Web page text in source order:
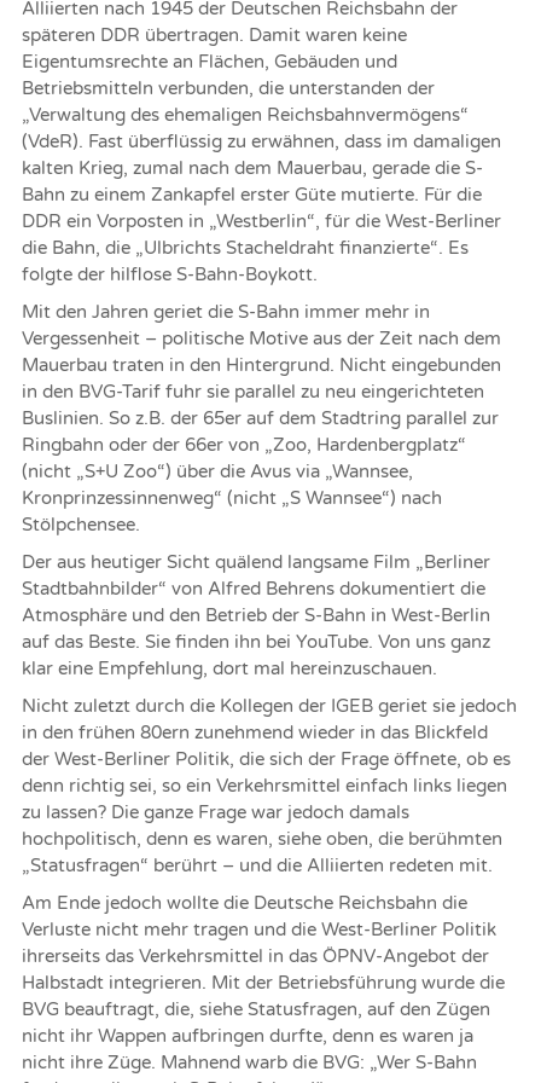
Alliierten nach 1945 der Deutschen Reichsbahn der
späteren DDR übertragen. Damit waren keine
Eigentumsrechte an Flächen, Gebäuden und
Betriebsmitteln verbunden, die unterstanden der
„Verwaltung des ehemaligen Reichsbahnvermögens“
(VdeR). Fast überflüssig zu erwähnen, dass im damaligen
kalten Krieg, zumal nach dem Mauerbau, gerade die S-
Bahn zu einem Zankapfel erster Güte mutierte. Für die
DDR ein Vorposten in „Westberlin“, für die West-Berliner
die Bahn, die „Ulbrichts Stacheldraht finanzierte“. Es
folgte der hilflose S-Bahn-Boykott.
Mit den Jahren geriet die S-Bahn immer mehr in
Vergessenheit – politische Motive aus der Zeit nach dem
Mauerbau traten in den Hintergrund. Nicht eingebunden
in den BVG-Tarif fuhr sie parallel zu neu eingerichteten
Buslinien. So z.B. der 65er auf dem Stadtring parallel zur
Ringbahn oder der 66er von „Zoo, Hardenbergplatz“
(nicht „S+U Zoo“) über die Avus via „Wannsee,
Kronprinzessinnenweg“ (nicht „S Wannsee“) nach
Stölpchensee.
Der aus heutiger Sicht quälend langsame Film „Berliner
Stadtbahnbilder“ von Alfred Behrens dokumentiert die
Atmosphäre und den Betrieb der S-Bahn in West-Berlin
auf das Beste. Sie finden ihn bei YouTube. Von uns ganz
klar eine Empfehlung, dort mal hereinzuschauen.
Nicht zuletzt durch die Kollegen der IGEB geriet sie jedoch
in den frühen 80ern zunehmend wieder in das Blickfeld
der West-Berliner Politik, die sich der Frage öffnete, ob es
denn richtig sei, so ein Verkehrsmittel einfach links liegen
zu lassen? Die ganze Frage war jedoch damals
hochpolitisch, denn es waren, siehe oben, die berühmten
„Statusfragen“ berührt – und die Alliierten redeten mit.
Am Ende jedoch wollte die Deutsche Reichsbahn die
Verluste nicht mehr tragen und die West-Berliner Politik
ihrerseits das Verkehrsmittel in das ÖPNV-Angebot der
Halbstadt integrieren. Mit der Betriebsführung wurde die
BVG beauftragt, die, siehe Statusfragen, auf den Zügen
nicht ihr Wappen aufbringen durfte, denn es waren ja
nicht ihre Züge. Mahnend warb die BVG: „Wer S-Bahn